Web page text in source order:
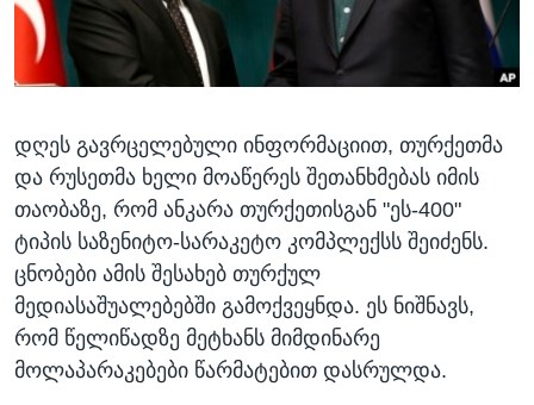
ᲡᲢᲣᲓᲘᲐ ᲕᲐᲨᲘᲜᲒᲢᲝᲜᲘ
ᲔᲙᲝᲜᲝᲛᲘᲙᲐ
ᲯᲐᲜᲛᲠᲗᲔᲚᲝᲑᲐ
ᲘᲜᲢᲔᲠᲕᲘᲣ
ᲙᲣᲚᲢᲣᲠᲐ
ᲒᲐᲚᲘᲚᲔᲝ
ᲓᲔᲖᲘᲜᲤᲝᲠᲛᲐᲪᲘᲐ
Learning English
ენები
დღეს გავრცელებული ინფორმაციით, თურქეთმა
და რუსეთმა ხელი მოაწერეს შეთანხმებას იმის
თაობაზე, რომ ანკარა თურქეთისგან "ეს-400"
ტიპის საზენიტო-სარაკეტო კომპლექსს შეიძენს.
ცნობები ამის შესახებ თურქულ
მედიასაშუალებებში გამოქვეყნდა. ეს ნიშნავს,
რომ წელიწადზე მეტხანს მიმდინარე
მოლაპარაკებები წარმატებით დასრულდა.